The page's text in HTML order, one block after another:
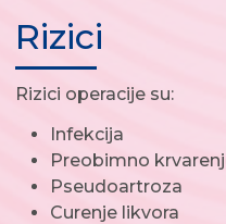
Rizici
Rizici operacije su:
Infekcija
Preobimno
Pseudoartroza
Curenje likvora